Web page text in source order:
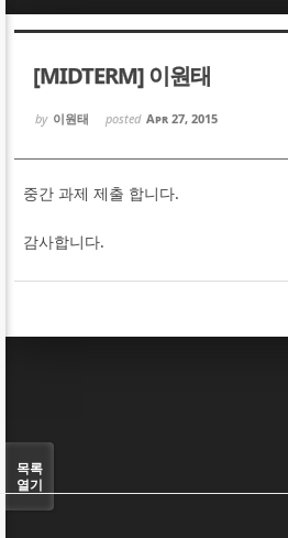
[MIDTERM] 이원태
by 이원태 posted Apr 27, 2015
중간 과제 제출 합니다.
감사합니다.
목록
열기
Sketchbook5, 스케
Sketchbook5, 스케
Sketchbook5, 스케
Sketchbook5, 스케